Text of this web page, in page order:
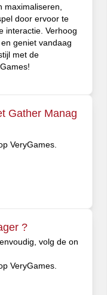
maximaliseren,
door ervoor te
interactie. Verhoog
geniet vandaag
met de
Gather Manag
VeryGames.
?
volg de on
VeryGames.